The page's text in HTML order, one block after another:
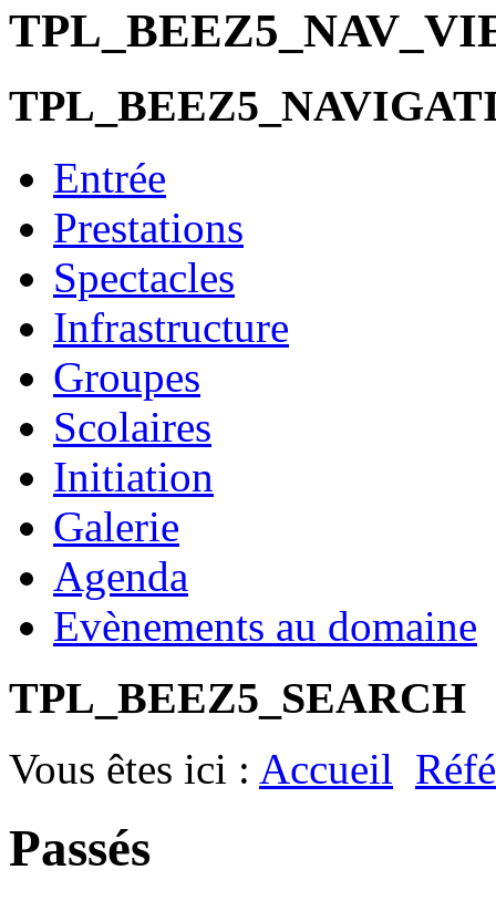
Entrée
Prestations
Spectacles
Infrastructure
Groupes
Scolaires
Initiation
Galerie
Agenda
Evènements au domaine
TPL_BEEZ5_SEARCH
Vous êtes ici : Accueil
Passés